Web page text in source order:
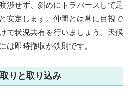
渉せず、斜めにトラバースして足
安定します。仲間とは常に目視で
で状況共有を行いましょう。天候
は即時撤収が鉄則です。
りと取り込み